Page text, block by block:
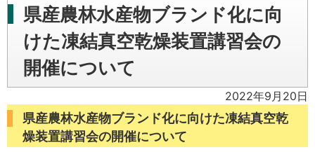
県産農林水産物ブランド化に向
けた凍結真空乾燥装置講習会の
開催について
2022年9月20日
県産農林水産物ブランド化に向けた凍結真空乾
燥装置講習会の開催について